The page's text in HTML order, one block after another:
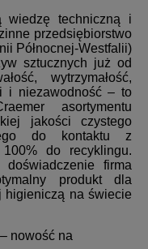
wiedzę techniczną i
przedsiębiorstwo
Północnej-Westfalii)
sztucznych już od
wytrzymałość,
i niezawodność – to
asortymentu
jakości czystego
do kontaktu z
do recyklingu.
firma
produkt dla
higieniczą na świecie
– nowość na